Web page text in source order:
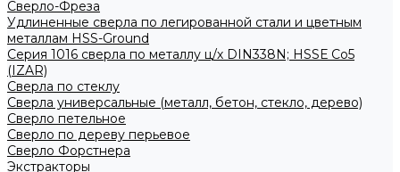
Сверло-Фреза
Удлиненные сверла по легированной стали и цветным
металлам HSS-Ground
Серия 1016 сверла по металлу ц/х DIN338N; HSSЕ Со5
(IZAR)
Сверла по стеклу
Сверла универсальные (металл, бетон, стекло, дерево)
Сверло петельное
Сверло по дереву перьевое
Сверло Форстнера
Экстракторы